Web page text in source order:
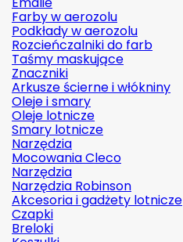
Farby w aerozolu
Podkłady w aerozolu
Rozcieńczalniki do farb
Taśmy maskujące
Znaczniki
Arkusze ścierne i włókniny
Oleje i smary
Oleje lotnicze
Smary lotnicze
Narzędzia
Mocowania Cleco
Narzędzia
Narzędzia Robinson
Akcesoria i gadżety lotnicze
Czapki
Breloki